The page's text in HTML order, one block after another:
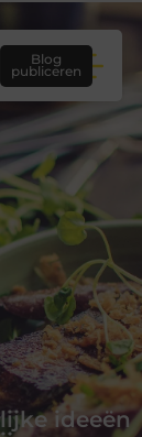
Blog
publiceren
ideeën